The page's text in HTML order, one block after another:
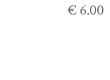
€ 6.00